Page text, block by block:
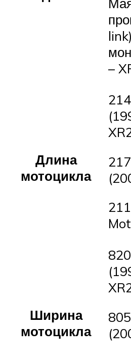
–
Длина
мотоцикла
Ширина
мотоцикла